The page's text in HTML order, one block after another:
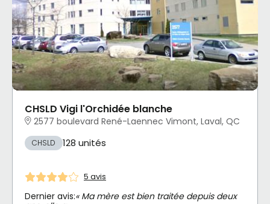
CHSLD Vigi l'Orchidée blanche
2577 boulevard René-Laennec Vimont, Laval, QC
CHSLD 128 unités
5 avis
Dernier avis:« Ma mère est bien traitée depuis deux